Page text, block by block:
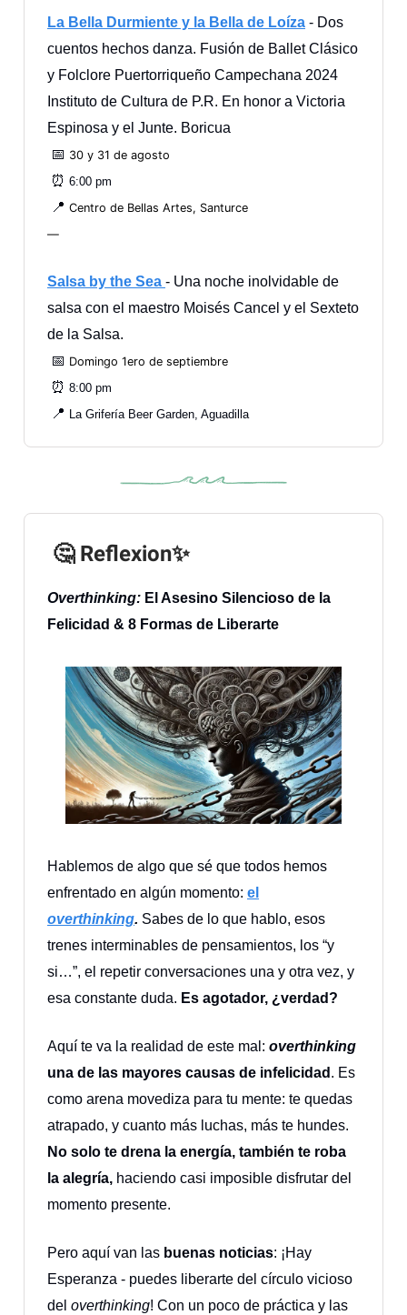
La Bella Durmiente y la Bella de Loíza - Dos
cuentos hechos danza. Fusión de Ballet Clásico
y Folclore Puertorriqueño Campechana 2024
Instituto de Cultura de P.R. En honor a Victoria
Espinosa y el Junte. Boricua
📅 30 y 31 de agosto
⏰ 6:00 pm
📍 Centro de Bellas Artes, Santurce
—
Salsa by the Sea - Una noche inolvidable de
salsa con el maestro Moisés Cancel y el Sexteto
de la Salsa.
📅 Domingo 1ero de septiembre
⏰ 8:00 pm
📍 La Grifería Beer Garden, Aguadilla
🤔 Reflexion✨
Overthinking: El Asesino Silencioso de la
Felicidad & 8 Formas de Liberarte
Hablemos de algo que sé que todos hemos
enfrentado en algún momento: el
overthinking. Sabes de lo que hablo, esos
trenes interminables de pensamientos, los “y
si…”, el repetir conversaciones una y otra vez, y
esa constante duda. Es agotador, ¿verdad?
Aquí te va la realidad de este mal: overthinking
una de las mayores causas de infelicidad . Es
como arena movediza para tu mente: te quedas
atrapado, y cuanto más luchas, más te hundes.
No solo te drena la energía, también te roba
la alegría, haciendo casi imposible disfrutar del
momento presente.
Pero aquí van las buenas noticias: ¡Hay
Esperanza - puedes liberarte del círculo vicioso
del overthinking! Con un poco de práctica y las